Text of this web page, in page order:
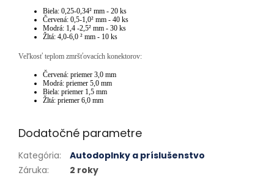
Biela: 0,25-0,34² mm - 20 ks
Červená: 0,5-1,0² mm - 40 ks
Modrá: 1,4 -2,5² mm - 30 ks
Žltá: 4,0-6,0 ² mm - 10 ks
Veľkosť teplom zmršťovacích konektorov:
Červená: priemer 3,0 mm
Modrá: priemer 5,0 mm
Biela: priemer 1,5 mm
Žltá: priemer 6,0 mm
Dodatočné parametre
Kategória:
Autodoplnky a príslušenstvo
Záruka:
2 roky